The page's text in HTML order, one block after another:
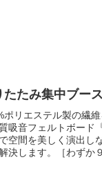
たたみ集中ブース
ポリエステル製の繊
吸音フェルトボー
空間を美しく演出し
決します。［わずか